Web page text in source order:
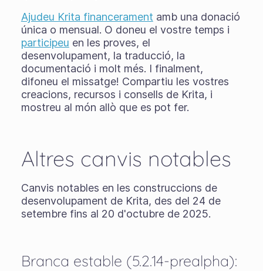
Ajudeu Krita financerament amb una donació
única o mensual. O doneu el vostre temps i
participeu en les proves, el
desenvolupament, la traducció, la
documentació i molt més. I finalment,
difoneu el missatge! Compartiu les vostres
creacions, recursos i consells de Krita, i
mostreu al món allò que es pot fer.
Altres canvis notables
Canvis notables en les construccions de
desenvolupament de Krita, des del 24 de
setembre fins al 20 d'octubre de 2025.
Branca estable (5.2.14-prealpha):